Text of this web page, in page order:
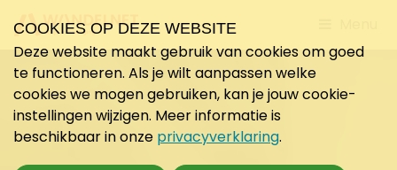
to
COOKIES OP DEZE WEBSITE
Deze website maakt gebruik van cookies om goed
te functioneren. Als je wilt aanpassen welke
cookies we mogen gebruiken, kan je jouw cookie-
instellingen wijzigen. Meer informatie is
beschikbaar in onze privacyverklaring.